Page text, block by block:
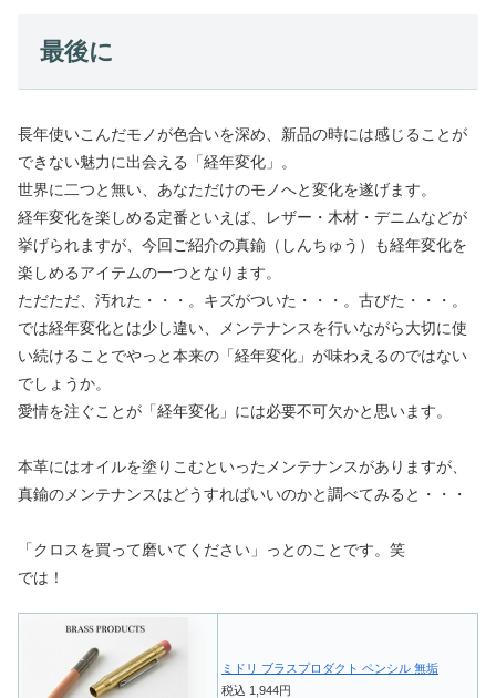
最後に
長年使いこんだモノが色合いを深め、新品の時には感じることが
できない魅力に出会える「経年変化」。
世界に二つと無い、あなただけのモノへと変化を遂げます。
経年変化を楽しめる定番といえば、レザー・木材・デニムなどが
挙げられますが、今回ご紹介の真鍮（しんちゅう）も経年変化を
楽しめるアイテムの一つとなります。
ただただ、汚れた・・・。キズがついた・・・。古びた・・・。
では経年変化とは少し違い、メンテナンスを行いながら大切に使
い続けることでやっと本来の「経年変化」が味わえるのではない
でしょうか。
愛情を注ぐことが「経年変化」には必要不可欠かと思います。
本革にはオイルを塗りこむといったメンテナンスがありますが、
真鍮のメンテナンスはどうすればいいのかと調べてみると・・・
「クロスを買って磨いてください」っとのことです。笑
では！
ミドリ ブラスプロダクト ペンシル 無垢
税込 1,944円